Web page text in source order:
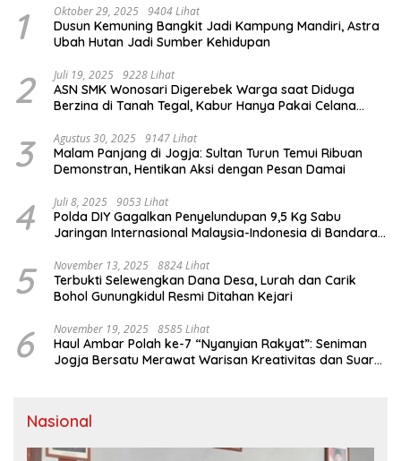
1 Oktober 29, 2025 9404 Lihat
Dusun Kemuning Bangkit Jadi Kampung Mandiri, Astra
Ubah Hutan Jadi Sumber Kehidupan
2 Juli 19, 2025 9228 Lihat
ASN SMK Wonosari Digerebek Warga saat Diduga
Berzina di Tanah Tegal, Kabur Hanya Pakai Celana
3 Agustus 30, 2025 9147 Lihat
Malam Panjang di Jogja: Sultan Turun Temui Ribuan
Demonstran, Hentikan Aksi dengan Pesan Damai
4 Juli 8, 2025 9053 Lihat
Polda DIY Gagalkan Penyelundupan 9,5 Kg Sabu
Jaringan Internasional Malaysia-Indonesia di Bandara
5 November 13, 2025 8824 Lihat
Terbukti Selewengkan Dana Desa, Lurah dan Carik
Bohol Gunungkidul Resmi Ditahan Kejari
6 November 19, 2025 8585 Lihat
Haul Ambar Polah ke-7 “Nyanyian Rakyat”: Seniman
Jogja Bersatu Merawat Warisan Kreativitas dan Suara
Nasional